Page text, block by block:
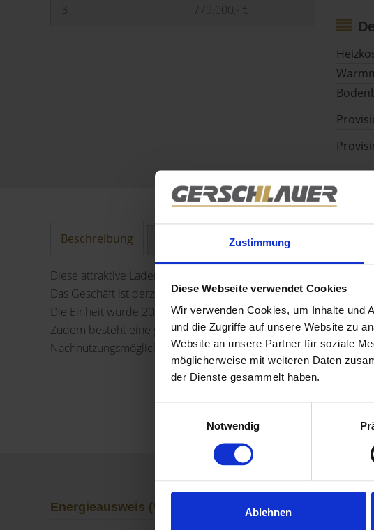
Zustimmung
Diese Webseite verwendet Cookies
Wir verwenden Cookies, um Inhalte und
und die Zugriffe auf unsere Website zu
Website an unsere Partner für soziale
möglicherweise mit weiteren Daten
der Dienste gesammelt haben.
Notwendig
Ablehnen
3
779.000,- €
Beschreibung Lage Sonstiges
Diese attraktive Ladenfläche befindet sich in traumhafter
Das Geschäft ist derzeit an ein renommiertes Optikfachgeschäft
Die Einheit wurde 2020 vollständig renoviert und hochwertig
Zudem besteht eine gewerbliche Genehmigung für bis zu 23
Nachnutzungsmöglichkeiten eröffnet.
Energieausweis (Verbrauchsausweis)